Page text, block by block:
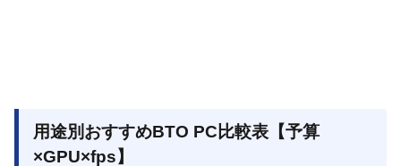
用途別おすすめBTO PC比較表【予算
×GPU×fps】